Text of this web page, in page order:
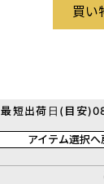
買い
最短出荷日(目安
アイテム選択へ